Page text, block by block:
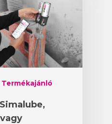
Termékajánló